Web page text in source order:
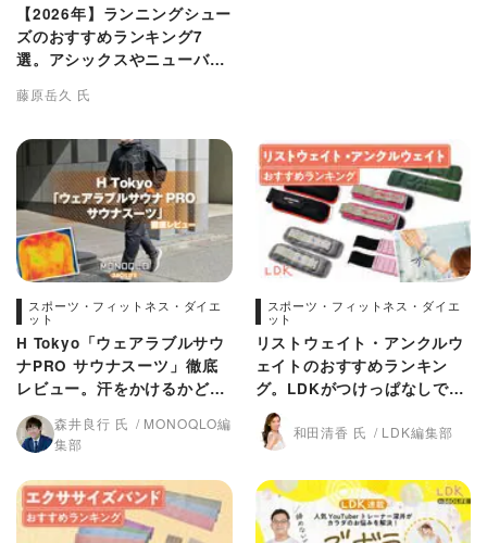
【2026年】ランニングシュー
ズのおすすめランキング7
選。アシックスやニューバラ
藤原岳久 氏
スポーツ・フィットネス・ダイエ
ット
H Tokyo「ウェアラブルサウ
ナPRO サウナスーツ」徹底
レビュー。汗をかけるかどう
かガチ検証！
森井良行 氏
MONOQLO編
集部
スポーツ・フィットネス・ダイエ
ット
リストウェイト・アンクルウ
ェイトのおすすめランキン
グ。LDKがつけっぱなしで運
動になる人気製品を比較
和田清香 氏 LDK編集部